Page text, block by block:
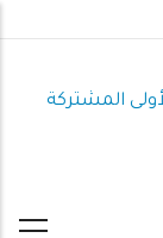
المشتركة